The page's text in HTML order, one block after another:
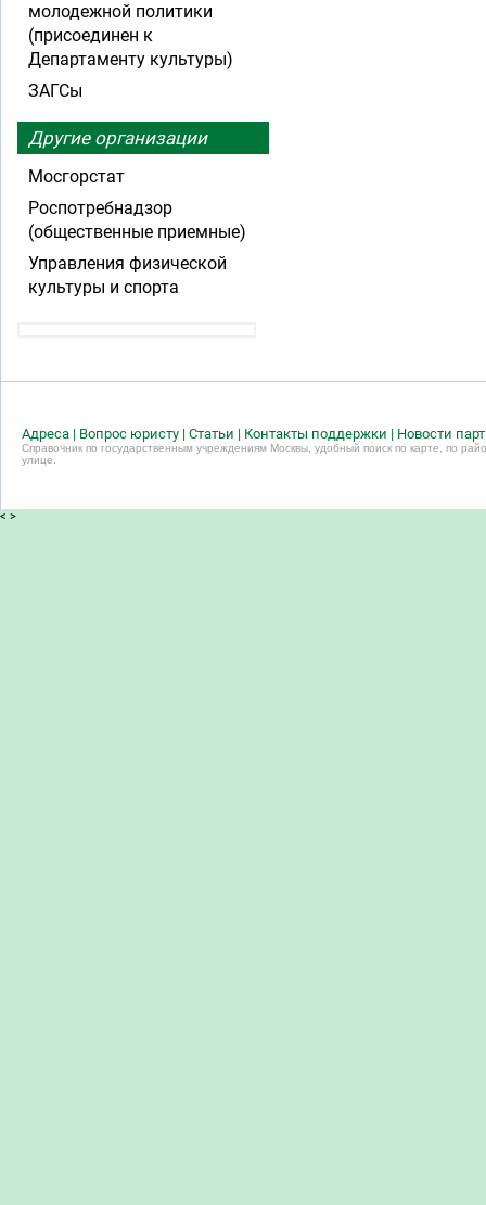
молодежной политики
(присоединен к
Департаменту культуры)
ЗАГСы
Другие организации
Мосгорстат
Роспотребнадзор
(общественные приемные)
Управления физической
культуры и спорта
Адреса | Вопрос юристу | Статьи | Контакты поддержки | Новости
Справочник по государственным учреждениям Москвы, удобный поиск по карте, по
улице.
< >